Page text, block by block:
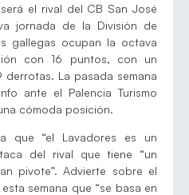
el rival del CB San José
jornada de la División de
gallegas ocupan la octava
con 16 puntos, con un
La pasada semana
ante el Palencia Turismo
cómoda posición.
que “el Lavadores es un
del rival que tiene “un
pivote”. Advierte sobre el
semana que “se basa en